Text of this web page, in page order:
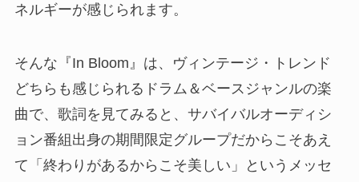
ネルギーが感じられます。
そんな『In Bloom』は、ヴィンテージ・トレンド
どちらも感じられるドラム＆ベースジャンルの楽
曲で、歌詞を見てみると、サバイバルオーディシ
ョン番組出身の期間限定グループだからこそあえ
て「終わりがあるからこそ美しい」というメッセ